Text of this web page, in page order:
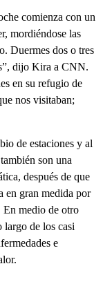
comienza con un
mordiéndose las
Duermes dos o tres
dijo Kira a CNN.
en su refugio de
nos visitaban;
de estaciones y al
son una
después de que
en gran medida por
En medio de otro
largo de los casi
e